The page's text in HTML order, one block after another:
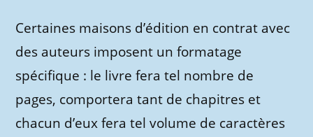
Certaines maisons d’édition en contrat avec
des auteurs imposent un formatage
spécifique : le livre fera tel nombre de
pages, comportera tant de chapitres et
chacun d’eux fera tel volume de caractères